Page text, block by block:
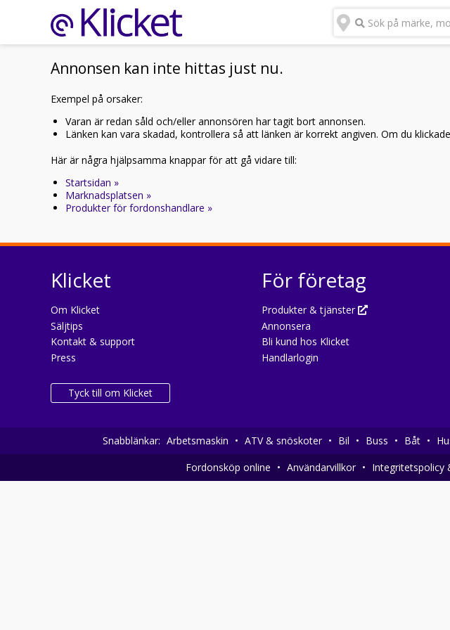
Sök på märke,
Annonsen kan inte hittas just nu.
Exempel på orsaker:
Varan är redan såld och/eller annonsören har tagit bort annonsen.
Länken kan vara skadad, kontrollera så att länken är korrekt angiven. Om du
Här är några hjälpsamma knappar för att gå vidare till:
Startsidan »
Marknadsplatsen »
Produkter för fordonshandlare »
Klicket
Om Klicket
Säljtips
Kontakt & support
Press
Tyck till om Klicket
För företag
Produkter & tjänster
Annonsera
Bli kund hos Klicket
Handlarlogin
Snabblänkar: Arbetsmaskin • ATV & snöskoter • Bil • Buss • Båt •
Fordonsköp online • Användarvillkor • Integritetspolicy